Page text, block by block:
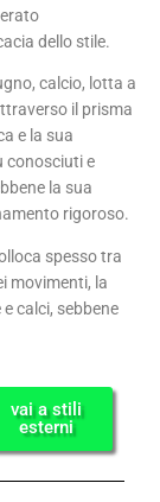
dello stile.
calcio, lotta a
il prisma
e la sua
conosciuti e
la sua
rigoroso.
spesso tra
movimenti, la
calci, sebbene
vai a stili
esterni